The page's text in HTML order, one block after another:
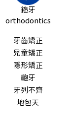
箍牙
orthodontics
牙齒矯正
兒童矯正
隱形矯正
齙牙
牙列不齊
地包天